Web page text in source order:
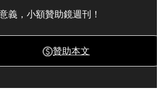
義，小額贊助鏡週刊！
贊助本文